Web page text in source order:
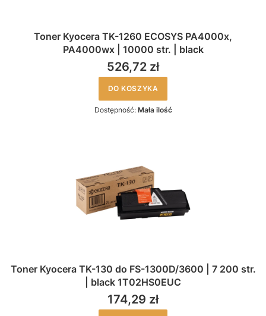
Toner Kyocera TK-1260 ECOSYS PA4000x,
PA4000wx | 10000 str. | black
526,72 zł
DO KOSZYKA
Dostępność: Mała ilość
Toner Kyocera TK-130 do FS-1300D/3600 | 7 200 str.
| black 1T02HS0EUC
174,29 zł